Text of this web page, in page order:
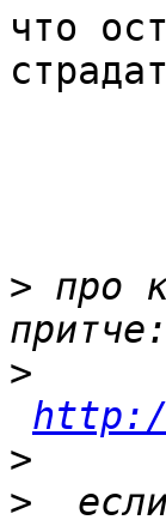
что
> про
>
>
>